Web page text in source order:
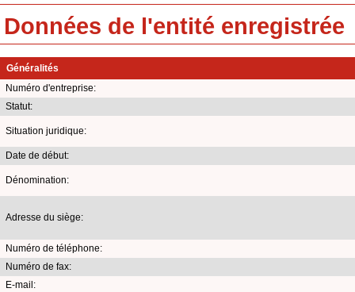
Données de l'entité enregistrée
Généralités
Numéro d'entreprise:
Statut:
Situation juridique:
Date de début:
Dénomination:
Adresse du siège:
Numéro de téléphone:
Numéro de fax:
E-mail: